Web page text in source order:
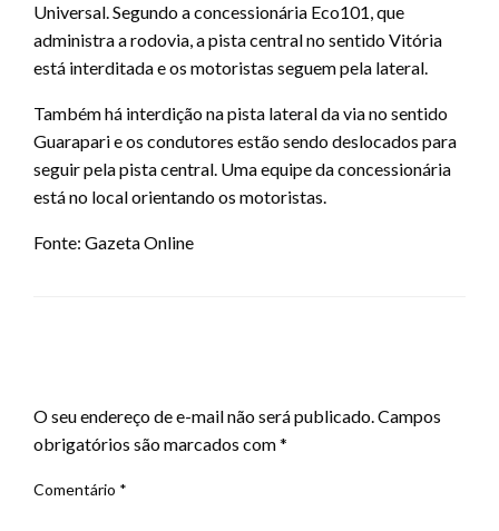
Universal. Segundo a concessionária Eco101, que
administra a rodovia, a pista central no sentido Vitória
está interditada e os motoristas seguem pela lateral.
Também há interdição na pista lateral da via no sentido
Guarapari e os condutores estão sendo deslocados para
seguir pela pista central. Uma equipe da concessionária
está no local orientando os motoristas.
Fonte: Gazeta Online
O seu endereço de e-mail não será publicado.Campos
obrigatórios são marcados com*
Comentário *